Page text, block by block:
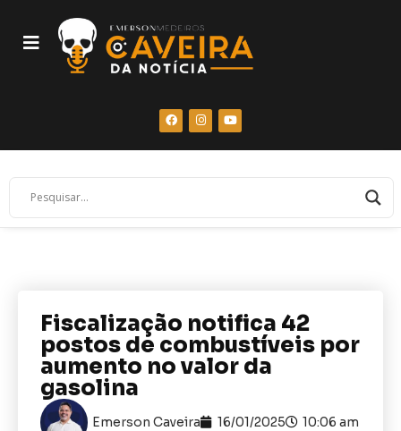
Fiscalização notifica 42
postos de combustíveis por
aumento no valor da
gasolina
Emerson Caveira 16/01/2025 10:06 am